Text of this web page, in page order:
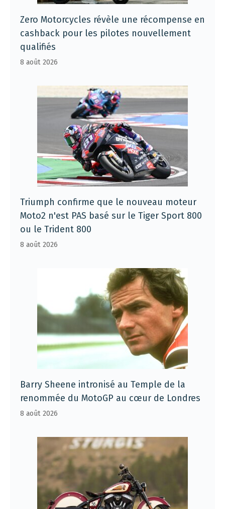
Zero Motorcycles révèle une récompense en
cashback pour les pilotes nouvellement
qualifiés
8 août 2026
Triumph confirme que le nouveau moteur
Moto2 n'est PAS basé sur le Tiger Sport 800
ou le Trident 800
8 août 2026
Barry Sheene intronisé au Temple de la
renommée du MotoGP au cœur de Londres
8 août 2026